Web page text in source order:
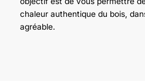
chaleur authentique du bois,
agréable.